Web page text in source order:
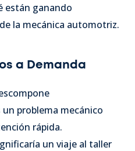
están ganando
la mecánica automotriz.
a Demanda
problema mecánico
rápida.
un viaje al taller